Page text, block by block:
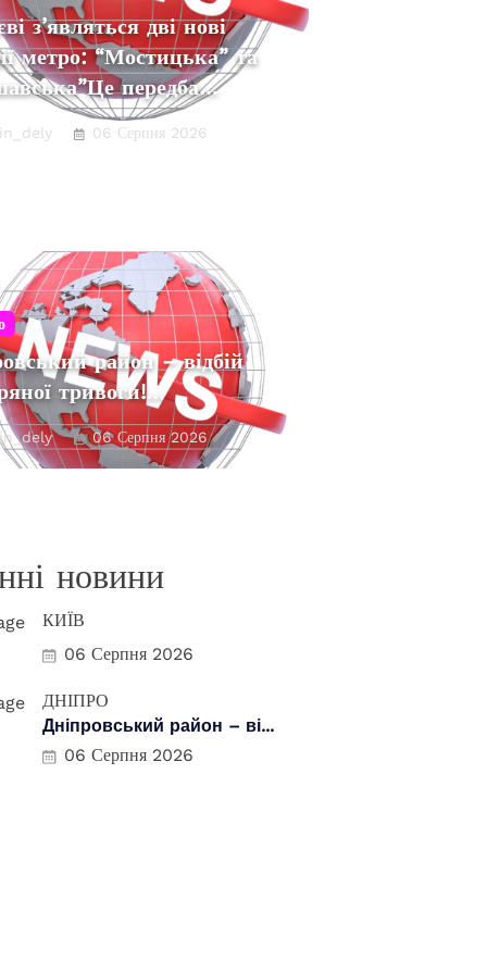
з’являться дві нові
метро: “Мостицька” та
передба…
06 Серпня 2026
район – відбій
тривоги!…
06 Серпня 2026
новини
КИЇВ
06 Серпня 2026
ДНІПРО
Дніпровський район – ві...
06 Серпня 2026